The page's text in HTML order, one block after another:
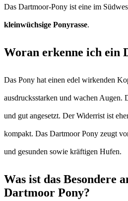
Das Dartmoor-Pony ist eine im
kleinwüchsige Ponyrasse.
Woran erkenne ich ein
Das Pony hat einen edel wirkenden
ausdrucksstarken und wachen Augen.
und gut angesetzt. Der Widerrist ist
kompakt. Das Dartmoor Pony zeugt
und gesunden sowie kräftigen Hufen.
Was ist das Besondere
Dartmoor Pony?